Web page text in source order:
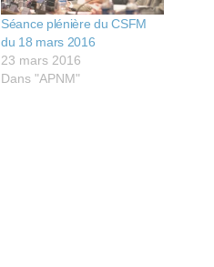
Séance plénière du CSFM
du 18 mars 2016
23 mars 2016
Dans "APNM"